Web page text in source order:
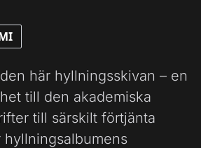
här hyllningsskivan – en
till den akademiska
till särskilt förtjänta